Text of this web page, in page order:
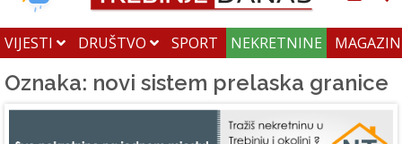
VIJESTI DRUŠTVO SPORT NEKRETNINE
Oznaka: novi sistem prelaska granice